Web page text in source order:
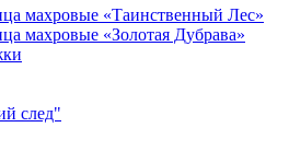
махровые «Таинственный Лес»
махровые «Золотая Дубрава»
след"